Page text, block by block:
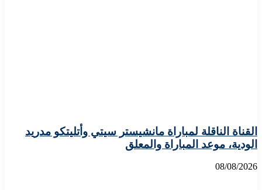
القناة الناقلة لمباراة مانشيستر سيتي وأتليتكو مدريد
الودية، موعد المباراة والمعلق
08/08/2026